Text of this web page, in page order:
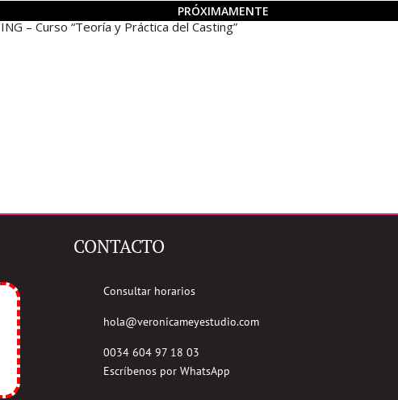
PRÓXIMAMENTE
– Curso “Teoría y Práctica del Casting”
CONTACTO
Consultar horarios
hola@veronicameyestudio.com
0034 604 97 18 03
Escríbenos por WhatsApp